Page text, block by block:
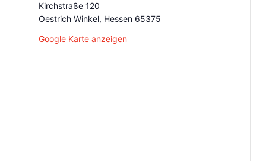
Kirchstraße 120
Oestrich Winkel, Hessen 65375
Google Karte anzeigen